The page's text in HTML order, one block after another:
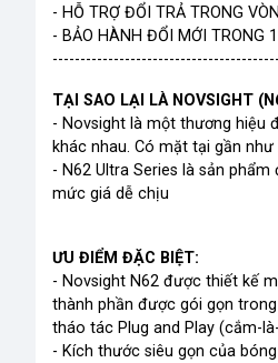
- HỖ TRỢ ĐỔI TRẢ TRONG
- BẢO HÀNH ĐỔI MỚI TRONG
TẠI SAO LẠI LÀ NOVSIGHT
- Novsight là một thương hiệu
khác nhau. Có mặt tại gần
- N62 Ultra Series là sản
mức giá dễ chịu
ƯU ĐIỂM ĐẶC BIỆT:
- Novsight N62 được thiết kế
thành phần được gói gọn
tháo tác Plug and Play (cắm-
- Kích thước siêu gọn của